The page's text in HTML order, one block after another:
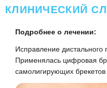
КЛИНИЧЕСКИЙ
Подробнее о лечении:
Исправление дистального
Применялась цифровая
самолигирующих